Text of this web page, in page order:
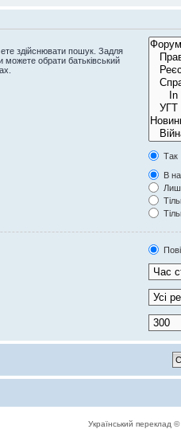
здійснювати пошук. Задля
обрати батьківський
Так
В
Український переклад